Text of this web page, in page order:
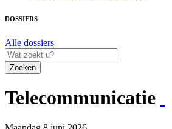
DOSSIERS
Alle dossiers
Zoeken
Telecommunicatie